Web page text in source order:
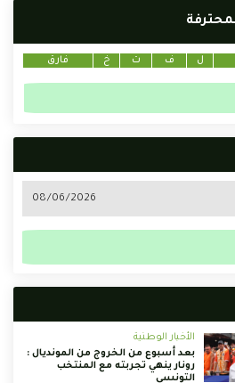
ل ف ت خ فارق
الأخبار الوطنية
بعد أسبوع من الخروج من المونديال :
رونار ينهي تجربته مع المنتخب
التونسي